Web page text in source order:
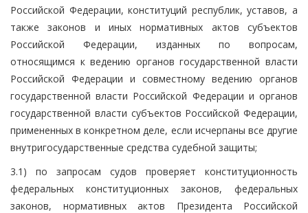
Российской Федерации, конституций республик, уставов, а
также законов и иных нормативных актов субъектов
Российской Федерации, изданных по вопросам,
относящимся к ведению органов государственной власти
Российской Федерации и совместному ведению органов
государственной власти Российской Федерации и органов
государственной власти субъектов Российской Федерации,
примененных в конкретном деле, если исчерпаны все другие
внутригосударственные средства судебной защиты;
3.1) по запросам судов проверяет конституционность
федеральных конституционных законов, федеральных
законов, нормативных актов Президента Российской